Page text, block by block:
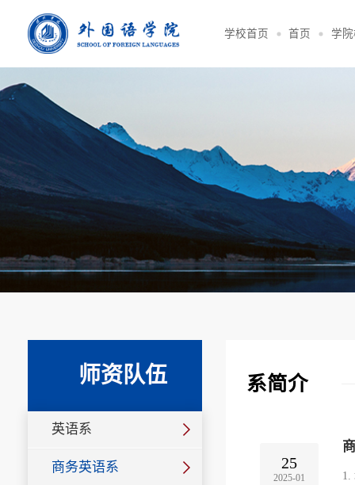
学校首页 首页 学
师资队伍
英语系
商务英语系
系简介
25
2025-01
1.